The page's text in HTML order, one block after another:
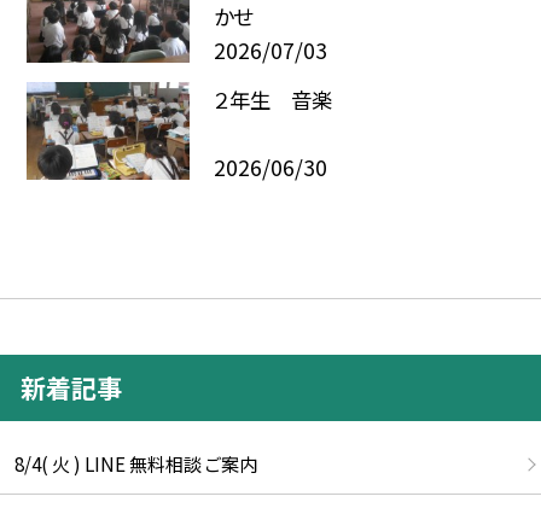
かせ
2026/07/03
２年生 音楽
2026/06/30
新着記事
8/4( 火 ) LINE 無料相談 ご案内